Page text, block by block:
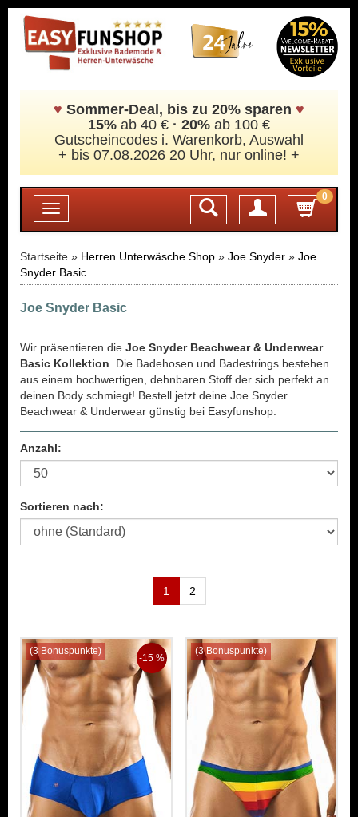
♥ Sommer-Deal, bis zu 20% sparen ♥
15% ab 40 € · 20% ab 100 €
Gutscheincodes i. Warenkorb, Auswahl
+ bis 07.08.2026 20 Uhr, nur online! +
Toggle
navigation
0
Login
Startseite » Herren Unterwäsche Shop » Joe Snyder » Joe
Snyder Basic
Joe Snyder Basic
Wir präsentieren die Joe Snyder Beachwear & Underwear
Basic Kollektion . Die Badehosen und Badestrings bestehen
aus einem hochwertigen, dehnbaren Stoff der sich perfekt an
deinen Body schmiegt! Bestell jetzt deine Joe Snyder
Beachwear & Underwear günstig bei Easyfunshop.
Anzahl:
Sortieren nach:
1 2
-15 %
(3 Bonuspunkte) (3 Bonuspunkte)